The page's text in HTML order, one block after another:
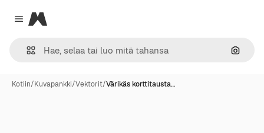
Close menu
Magnific
Hae
Kotiin/Kuvapankki/Vektorit/Värikäs korttitausta…